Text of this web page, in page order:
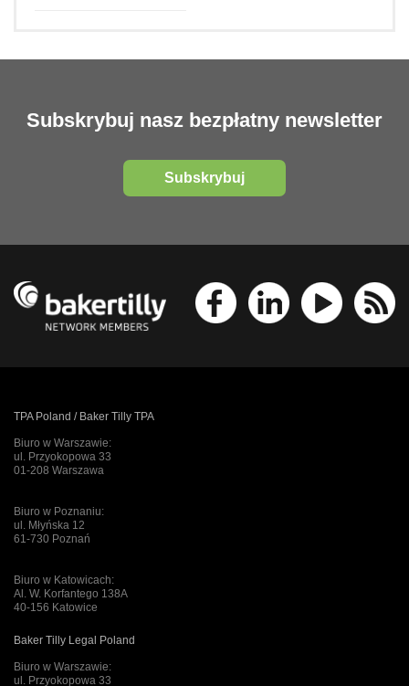
Subskrybuj nasz bezpłatny newsletter
Subskrybuj
TPA Poland / Baker Tilly TPA
Biuro w Warszawie:
ul. Przyokopowa 33
01-208 Warszawa
Biuro w Poznaniu:
ul. Młyńska 12
61-730 Poznań
Biuro w Katowicach:
Al. W. Korfantego 138A
40-156 Katowice
Baker Tilly Legal Poland
Biuro w Warszawie:
ul. Przyokopowa 33